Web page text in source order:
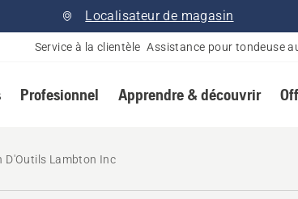
Localisateur de magasin
Service à la clientèle Assistance pour tondeuse
Profesionnel Apprendre & découvrir
D'Outils Lambton Inc